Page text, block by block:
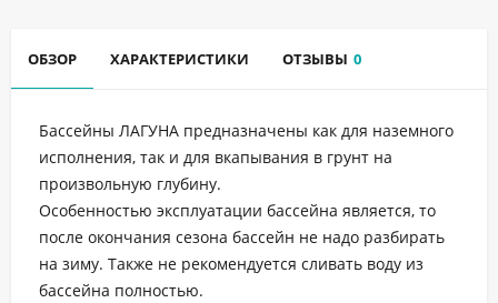
ОБЗОР ХАРАКТЕРИСТИКИ ОТЗЫВЫ 0
Бассейны ЛАГУНА предназначены как для наземного
исполнения, так и для вкапывания в грунт на
произвольную глубину.
Особенностью эксплуатации бассейна является, то
после окончания сезона бассейн не надо разбирать
на зиму. Также не рекомендуется сливать воду из
бассейна полностью.